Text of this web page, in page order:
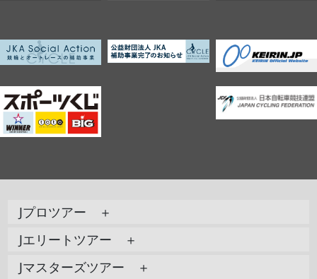
Jプロツアー ＋
Jエリートツアー ＋
Jマスターズツアー ＋